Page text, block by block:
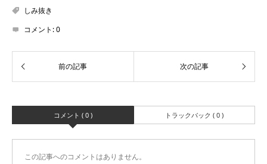
しみ抜き
コメント:0
コメント ( 0 ) トラックバック ( 0 )
この記事へのコメントはありません。